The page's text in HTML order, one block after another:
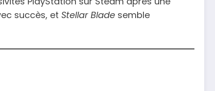
succès, et Stellar Blade semble